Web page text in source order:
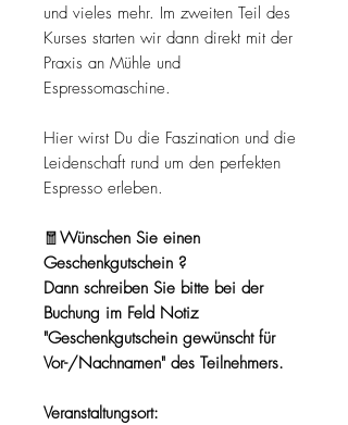
und vieles mehr. Im zweiten Teil des
Kurses starten wir dann direkt mit der
Praxis an Mühle und
Espressomaschine.
Hier wirst Du die Faszination und die
Leidenschaft rund um den perfekten
Espresso erleben.
🧧Wünschen Sie einen
Geschenkgutschein ?
Dann schreiben Sie bitte bei der
Buchung im Feld Notiz
"Geschenkgutschein gewünscht für
Vor-/Nachnamen" des Teilnehmers.
Veranstaltungsort: